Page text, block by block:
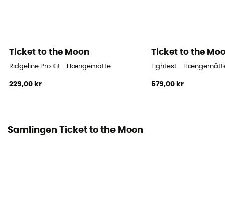
Ticket to the Moon
Ridgeline Pro Kit - Hængemåtte
229,00 kr
Ticket to the
Lightest -
679,00 kr
Samlingen Ticket to the Moon